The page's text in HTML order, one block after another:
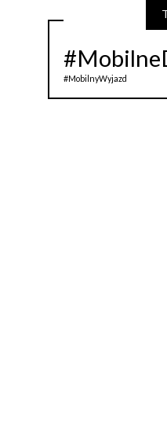
#MobilnyWyjazd